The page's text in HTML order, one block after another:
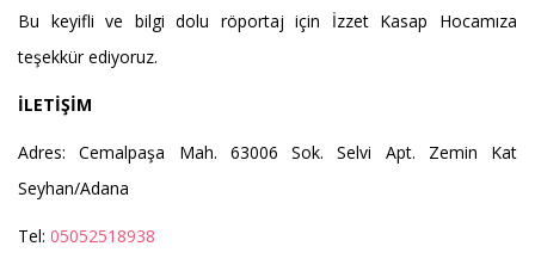
Bu keyifli ve bilgi dolu röportaj için İzzet Kasap Hocamıza
teşekkür ediyoruz.
İLETİŞİM
Adres: Cemalpaşa Mah. 63006 Sok. Selvi Apt. Zemin Kat
Seyhan/Adana
Tel: 05052518938